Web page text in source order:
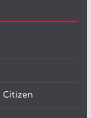
Citizen